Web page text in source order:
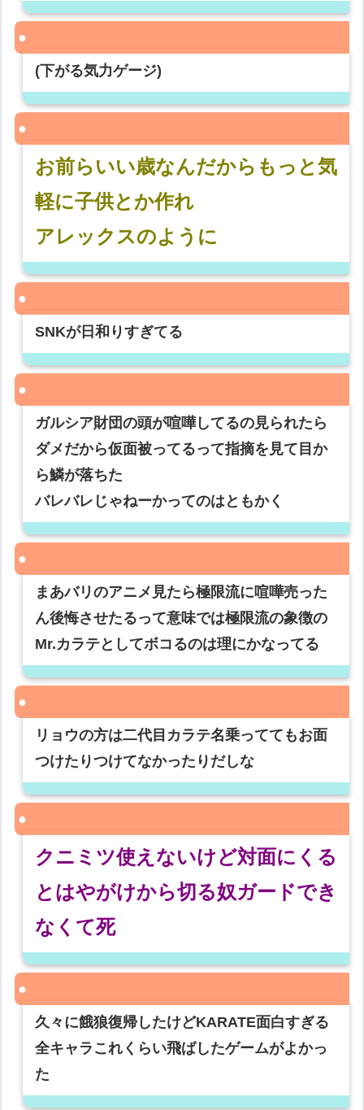
(下がる気力ゲージ)
お前らいい歳なんだからもっと気
軽に子供とか作れ
アレックスのように
SNKが日和りすぎてる
ガルシア財団の頭が喧嘩してるの見られたら
ダメだから仮面被ってるって指摘を見て目か
ら鱗が落ちた
バレバレじゃねーかってのはともかく
まあバリのアニメ見たら極限流に喧嘩売った
ん後悔させたるって意味では極限流の象徴の
Mr.カラテとしてボコるのは理にかなってる
リョウの方は二代目カラテ名乗っててもお面
つけたりつけてなかったりだしな
クニミツ使えないけど対面にくる
とはやがけから切る奴ガードでき
なくて死
久々に餓狼復帰したけどKARATE面白すぎる
全キャラこれくらい飛ばしたゲームがよかっ
た